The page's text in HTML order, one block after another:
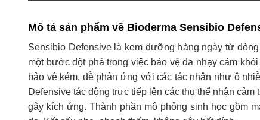
Mô tả sản phẩm về Bioderma Sensibio
Sensibio Defensive là kem dưỡng hàng ngày từ
một bước đột phá trong việc bảo vệ da nhạy cảm
bảo vệ kém, dễ phản ứng với các tác nhân như ô
Defensive tác động trực tiếp lên các thụ thể nhận
gây kích ứng. Thành phần mô phỏng sinh học gồm